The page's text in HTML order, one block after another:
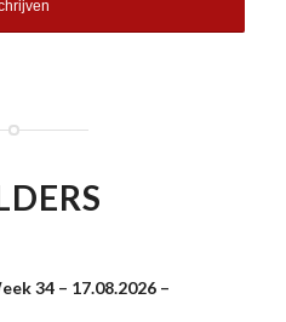
34 – 17.08.2026 –